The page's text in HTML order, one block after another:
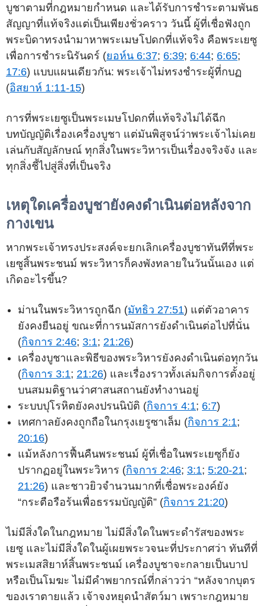
บูชาตามที่กฎหมายกำหนด และได้รับการชำระตามพันธ
สัญญาที่แท้จริงแต่เป็นเพียงชั่วคราว วันนี้ ผู้ที่เชื่อฟังถูก
พระบิดาทรงนำมาหาพระเมษโปดกที่แท้จริง คือพระเยซู
เพื่อการชำระนิรันดร์ (ยอห์น 6:37; 6:39; 6:44; 6:65;
17:6) แบบแผนเดียวกัน: พระเจ้าไม่ทรงชำระผู้ที่กบฏ
(อิสยาห์ 1:11-15)
การที่พระเยซูเป็นพระเมษโปดกที่แท้จริงไม่ได้ฉีก
บทบัญญัติเรื่องเครื่องบูชา แต่มันพิสูจน์ว่าพระเจ้าไม่เคย
เล่นกับสัญลักษณ์ ทุกสิ่งในพระวิหารเป็นเรื่องจริงจัง และ
ทุกสิ่งชี้ไปสู่สิ่งที่เป็นจริง
เหตุใดเครื่องบูชายังคงดำเนินต่อหลังจาก
กางเขน
หากพระเจ้าทรงประสงค์จะยกเลิกเครื่องบูชาทันทีที่พระ
เยซูสิ้นพระชนม์ พระวิหารก็คงพังทลายในวันนั้นเอง แต่
เกิดอะไรขึ้น?
ม่านในพระวิหารถูกฉีก (มัทธิว 27:51) แต่ตัวอาคาร
ยังคงยืนอยู่ ขณะที่การนมัสการยังดำเนินต่อไปที่นั่น
(กิจการ 2:46; 3:1; 21:26)
เครื่องบูชาและพิธีของพระวิหารยังคงดำเนินต่อทุกวัน
(กิจการ 3:1; 21:26) และเรื่องราวทั้งเล่มกิจการตั้งอยู่
บนสมมติฐานว่าศาสนสถานยังทำงานอยู่
ระบบปุโรหิตยังคงปรนนิบัติ (กิจการ 4:1; 6:7)
เทศกาลยังคงถูกถือในกรุงเยรูซาเล็ม (กิจการ 2:1;
20:16)
แม้หลังการฟื้นคืนพระชนม์ ผู้ที่เชื่อในพระเยซูก็ยัง
ปรากฏอยู่ในพระวิหาร (กิจการ 2:46; 3:1; 5:20-21;
21:26) และชาวยิวจำนวนมากที่เชื่อพระองค์ยัง
“กระตือรือร้นเพื่อธรรมบัญญัติ” (กิจการ 21:20)
ไม่มีสิ่งใดในกฎหมาย ไม่มีสิ่งใดในพระดำรัสของพระ
เยซู และไม่มีสิ่งใดในผู้เผยพระวจนะที่ประกาศว่า ทันทีที่
พระเมสสิยาห์สิ้นพระชนม์ เครื่องบูชาจะกลายเป็นบาป
หรือเป็นโมฆะ ไม่มีคำพยากรณ์ที่กล่าวว่า “หลังจากบุตร
ของเราตายแล้ว เจ้าจงหยุดนำสัตว์มา เพราะกฎหมาย